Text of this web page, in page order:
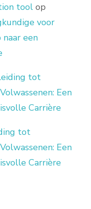
tool op
voor
naar een
tot
Een
Carrière
tot
Een
Carrière